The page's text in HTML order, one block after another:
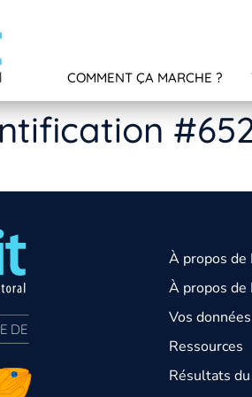
COMMENT ÇA MARCHE ?
EST UN PROGRAMME DE
À propos de
À propos de
Vos
Ressources
Résultats